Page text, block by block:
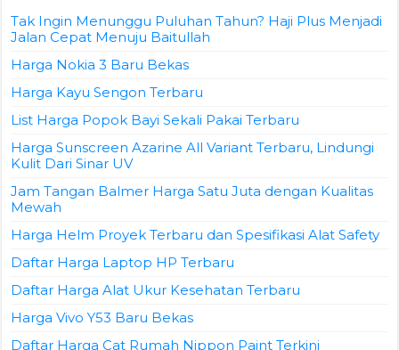
Tak Ingin Menunggu Puluhan Tahun? Haji Plus Menjadi
Jalan Cepat Menuju Baitullah
Harga Nokia 3 Baru Bekas
Harga Kayu Sengon Terbaru
List Harga Popok Bayi Sekali Pakai Terbaru
Harga Sunscreen Azarine All Variant Terbaru, Lindungi
Kulit Dari Sinar UV
Jam Tangan Balmer Harga Satu Juta dengan Kualitas
Mewah
Harga Helm Proyek Terbaru dan Spesifikasi Alat Safety
Daftar Harga Laptop HP Terbaru
Daftar Harga Alat Ukur Kesehatan Terbaru
Harga Vivo Y53 Baru Bekas
Daftar Harga Cat Rumah Nippon Paint Terkini